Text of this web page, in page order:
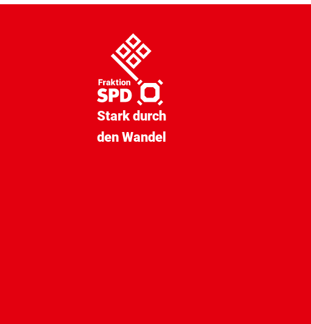
Stark durch
den Wandel